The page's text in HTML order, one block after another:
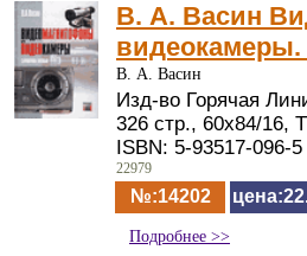
В. А. Васин
видеокамеры.
В. А. Васин
Изд-во Горячая
326 стр., 60x84/16,
ISBN: 5-93517-096-5
22979
№:14202
Подробнее >>